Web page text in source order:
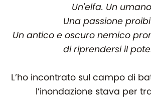
Un'elfa. Un
Una passione
Un antico e oscuro nemico
di riprendersi il
L’ho incontrato sul campo di
l’inondazione stava per